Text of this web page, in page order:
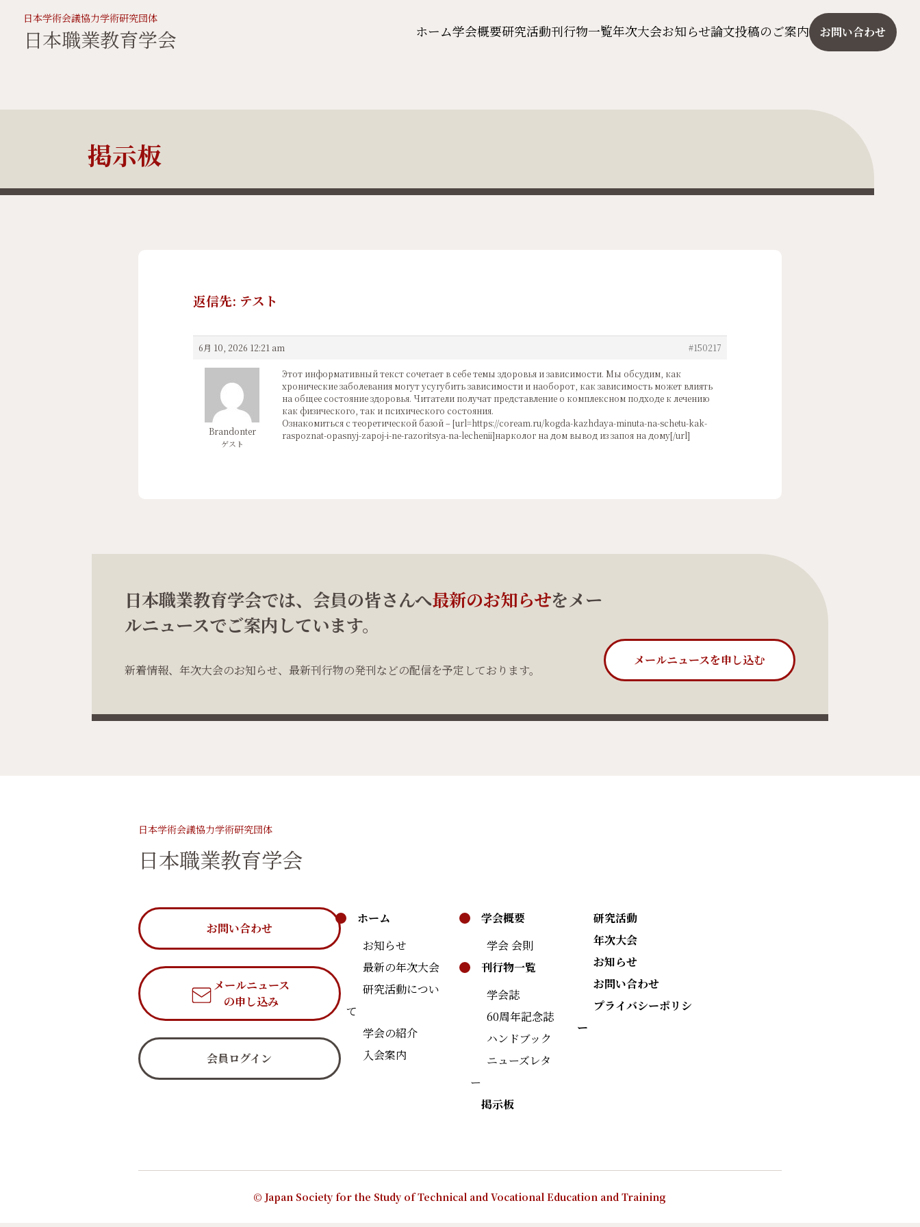
日本学術会議協力学術研究団体
日本職業教育学会 ホーム学会概要研究活動刊行物一覧年次大会お知らせ論文投稿のご案内 お問い合わせ
掲示板
返信先: テスト
6月 10, 2026 12:21 am #150217
Brandonter
ゲスト
Этот информативный текст сочетает в себе темы здоровья и зависимости. Мы обсудим, как
хронические заболевания могут усугубить зависимости и наоборот, как зависимость может влиять
на общее состояние здоровья. Читатели получат представление о комплексном подходе к лечению
как физического, так и психического состояния.
Ознакомиться с теоретической базой – [url=https://coream.ru/kogda-kazhdaya-minuta-na-schetu-kak-
raspoznat-opasnyj-zapoj-i-ne-razoritsya-na-lechenii]нарколог на дом вывод из запоя на дому[/url]
日本職業教育学会では、会員の皆さんへ最新のお知らせをメー
ルニュースでご案内しています。
新着情報、年次大会のお知らせ、最新刊行物の発刊などの配信を予定しております。
メールニュースを申し込む
日本学術会議協力学術研究団体
日本職業教育学会
お問い合わせ
メールニュース
の申し込み
会員ログイン
ホーム
お知らせ
最新の年次大会
研究活動につい
て
学会の紹介
入会案内
学会概要
学会 会則
刊行物一覧
学会誌
60周年記念誌
ハンドブック
ニューズレタ
ー
掲示板
研究活動
年次大会
お知らせ
お問い合わせ
プライバシーポリシ
ー
© Japan Society for the Study of Technical and Vocational Education and Training